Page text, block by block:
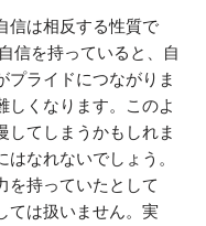
信は相反する性質で
信を持っていると、自
プライドにつながりま
しくなります。このよ
してしまうかもしれま
なれないでしょう。
を持っていたとして
ては扱いません。実